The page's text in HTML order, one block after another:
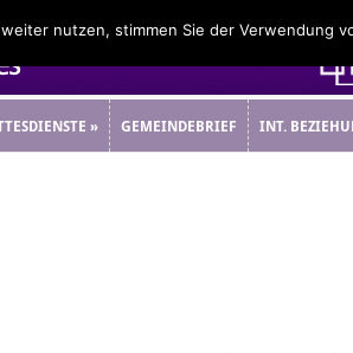
» GEMEINDEBRIEF INT.
nutzen, stimmen Sie der Verwendung